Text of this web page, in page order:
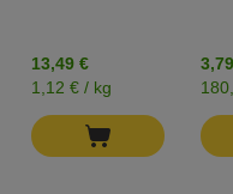
13,49 €
1,12 € / kg